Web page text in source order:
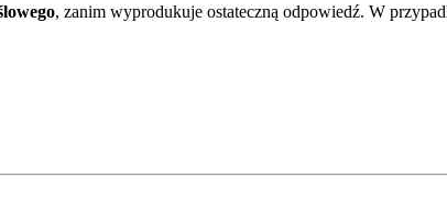
, zanim wyprodukuje ostateczną odpowiedź. W